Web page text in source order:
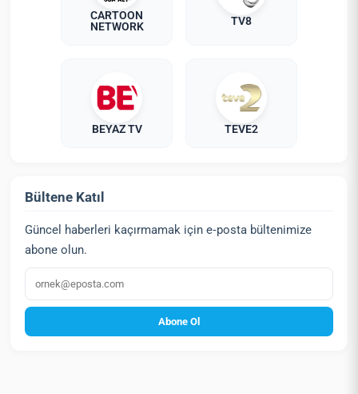
CARTOON
NETWORK
TV8
BEYAZ TV TEVE2
Bültene Katıl
Güncel haberleri kaçırmamak için e‑posta bültenimize
abone olun.
E‑posta
Abone Ol